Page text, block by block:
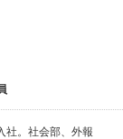
社。社会部、外報